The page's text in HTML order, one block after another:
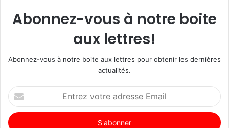
Abonnez-vous à notre boite
aux lettres!
Abonnez-vous à notre boite aux lettres pour obtenir les dernières
actualités.
Entrez
votre
adresse
Email